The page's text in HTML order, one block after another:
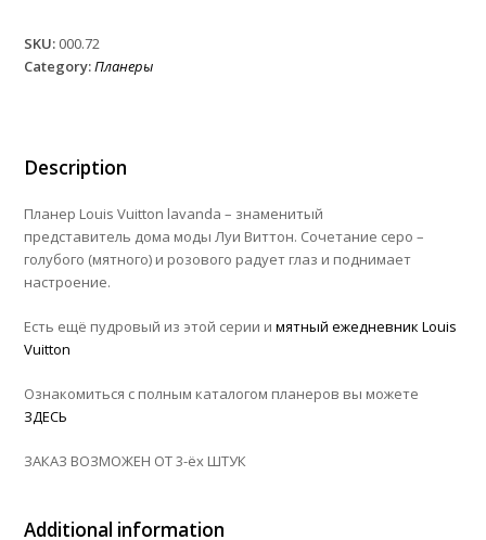
quantity
SKU: 000.72
Category:Планеры
Description
Планер Louis Vuitton lavanda – знаменитый
представитель дома моды Луи Виттон. Сочетание серо –
голубого (мятного) и розового радует глаз и поднимает
настроение.
Есть ещё пудровый из этой серии имятный ежедневник Louis
Vuitton
Ознакомиться с полным каталогом планеров вы можете
ЗДЕСЬ
ЗАКАЗ ВОЗМОЖЕН ОТ 3-ёх ШТУК
Additional information